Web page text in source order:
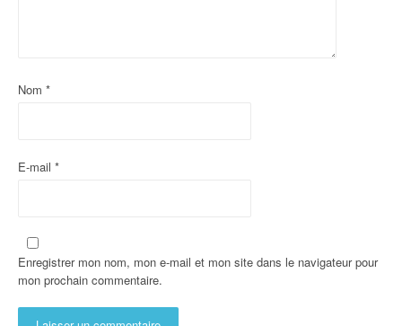
Nom *
E-mail *
Enregistrer mon nom, mon e-mail et mon site dans le navigateur pour
mon prochain commentaire.